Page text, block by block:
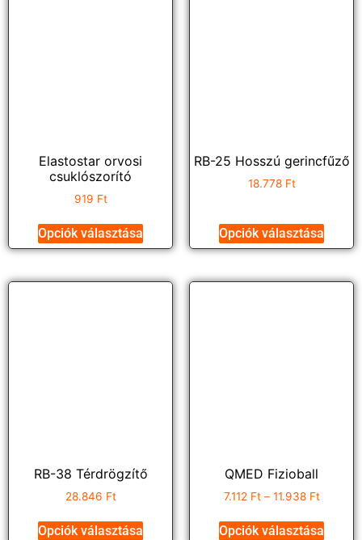
Elastostar orvosi
csuklószorító
919 Ft
Opciók választása
RB-25 Hosszú gerincfűző
18.778 Ft
Opciók választása
RB-38 Térdrögzítő
28.846 Ft
Opciók választása
QMED Fizioball
7.112 Ft – 11.938 Ft
Opciók választása